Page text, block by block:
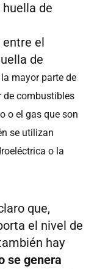
de
entre el
de
mayor parte de
de combustibles
o el gas que son
se utilizan
o la
que,
el nivel de
hay
se genera